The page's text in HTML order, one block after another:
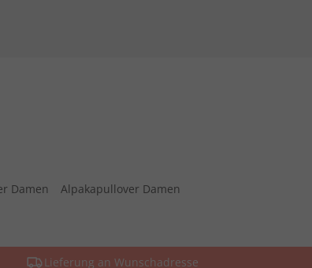
Damen
Alpakapullover Damen
Lieferung an Wunschadresse